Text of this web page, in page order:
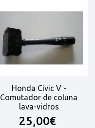
Honda Civic V -
Comutador de coluna
lava-vidros
25,00€